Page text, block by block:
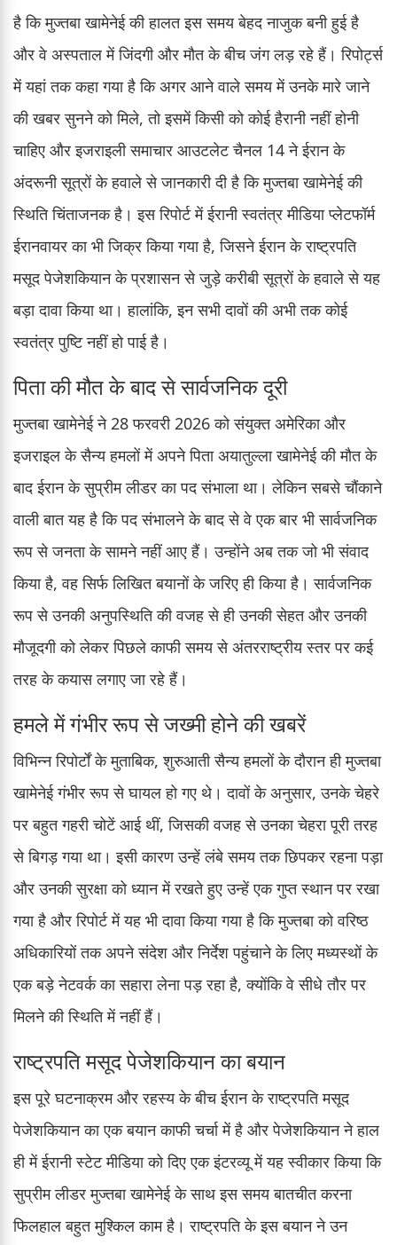
है कि मुज्तबा खामेनेई की हालत इस समय बेहद नाजुक बनी हुई है
और वे अस्पताल में जिंदगी और मौत के बीच जंग लड़ रहे हैं। रिपोर्ट्स
में यहां तक कहा गया है कि अगर आने वाले समय में उनके मारे जाने
की खबर सुनने को मिले, तो इसमें किसी को कोई हैरानी नहीं होनी
चाहिए और इजराइली समाचार आउटलेट चैनल 14 ने ईरान के
अंदरूनी सूत्रों के हवाले से जानकारी दी है कि मुज्तबा खामेनेई की
स्थिति चिंताजनक है। इस रिपोर्ट में ईरानी स्वतंत्र मीडिया प्लेटफॉर्म
ईरानवायर का भी जिक्र किया गया है, जिसने ईरान के राष्ट्रपति
मसूद पेजेशकियान के प्रशासन से जुड़े करीबी सूत्रों के हवाले से यह
बड़ा दावा किया था। हालांकि, इन सभी दावों की अभी तक कोई
स्वतंत्र पुष्टि नहीं हो पाई है।
पिता की मौत के बाद से सार्वजनिक दूरी
मुज्तबा खामेनेई ने 28 फरवरी 2026 को संयुक्त अमेरिका और
इजराइल के सैन्य हमलों में अपने पिता अयातुल्ला खामेनेई की मौत के
बाद ईरान के सुप्रीम लीडर का पद संभाला था। लेकिन सबसे चौंकाने
वाली बात यह है कि पद संभालने के बाद से वे एक बार भी सार्वजनिक
रूप से जनता के सामने नहीं आए हैं। उन्होंने अब तक जो भी संवाद
किया है, वह सिर्फ लिखित बयानों के जरिए ही किया है। सार्वजनिक
रूप से उनकी अनुपस्थिति की वजह से ही उनकी सेहत और उनकी
मौजूदगी को लेकर पिछले काफी समय से अंतरराष्ट्रीय स्तर पर कई
तरह के कयास लगाए जा रहे हैं।
हमले में गंभीर रूप से जख्मी होने की खबरें
विभिन्न रिपोर्टों के मुताबिक, शुरुआती सैन्य हमलों के दौरान ही मुज्तबा
खामेनेई गंभीर रूप से घायल हो गए थे। दावों के अनुसार, उनके चेहरे
पर बहुत गहरी चोटें आई थीं, जिसकी वजह से उनका चेहरा पूरी तरह
से बिगड़ गया था। इसी कारण उन्हें लंबे समय तक छिपकर रहना पड़ा
और उनकी सुरक्षा को ध्यान में रखते हुए उन्हें एक गुप्त स्थान पर रखा
गया है और रिपोर्ट में यह भी दावा किया गया है कि मुज्तबा को वरिष्ठ
अधिकारियों तक अपने संदेश और निर्देश पहुंचाने के लिए मध्यस्थों के
एक बड़े नेटवर्क का सहारा लेना पड़ रहा है, क्योंकि वे सीधे तौर पर
मिलने की स्थिति में नहीं हैं।
राष्ट्रपति मसूद पेजेशकियान का बयान
इस पूरे घटनाक्रम और रहस्य के बीच ईरान के राष्ट्रपति मसूद
पेजेशकियान का एक बयान काफी चर्चा में है और पेजेशकियान ने हाल
ही में ईरानी स्टेट मीडिया को दिए एक इंटरव्यू में यह स्वीकार किया कि
सुप्रीम लीडर मुज्तबा खामेनेई के साथ इस समय बातचीत करना
फिलहाल बहुत मुश्किल काम है। राष्ट्रपति के इस बयान ने उन